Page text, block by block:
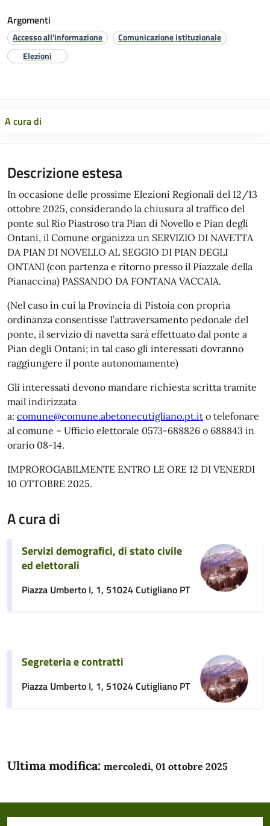
Argomenti
Accesso all'informazione
Comunicazione istituzionale
Elezioni
A cura di
Descrizione estesa
In occasione delle prossime Elezioni Regionali del 12/13
ottobre 2025, considerando la chiusura al traffico del
ponte sul Rio Piastroso tra Pian di Novello e Pian degli
Ontani, il Comune organizza un SERVIZIO DI NAVETTA
DA PIAN DI NOVELLO AL SEGGIO DI PIAN DEGLI
ONTANI (con partenza e ritorno presso il Piazzale della
Pianaccina) PASSANDO DA FONTANA VACCAIA.
(Nel caso in cui la Provincia di Pistoia con propria
ordinanza consentisse l’attraversamento pedonale del
ponte, il servizio di navetta sarà effettuato dal ponte a
Pian degli Ontani; in tal caso gli interessati dovranno
raggiungere il ponte autonomamente)
Gli interessati devono mandare richiesta scritta tramite
mail indirizzata
a: comune@comune.abetonecutigliano.pt.it o telefonare
al comune – Ufficio elettorale 0573-688826 o 688843 in
orario 08-14.
IMPROROGABILMENTE ENTRO LE ORE 12 DI VENERDI
10 OTTOBRE 2025.
A cura di
Servizi demografici, di stato civile
ed elettorali
Piazza Umberto I, 1, 51024 Cutigliano PT
Segreteria e contratti
Piazza Umberto I, 1, 51024 Cutigliano PT
Ultima modifica: mercoledì, 01 ottobre 2025